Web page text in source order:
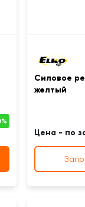
Силовое
желтый
Цена - по